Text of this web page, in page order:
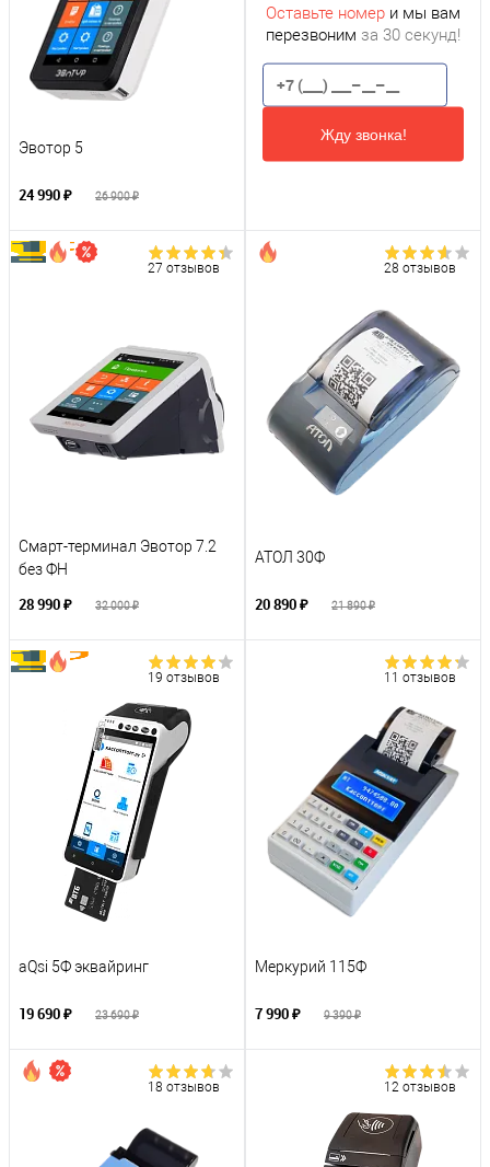
Эвотор 5
24 990 ₽ 26 900 ₽
Оставьте номер и мы вам
перезвоним за 30 секунд!
Жду звонка!
27 отзывов
Смарт-терминал Эвотор 7.2
без ФН
28 990 ₽ 32 000 ₽
28 отзывов
АТОЛ 30Ф
20 890 ₽ 21 890 ₽
19 отзывов
aQsi 5Ф эквайринг
19 690 ₽ 23 690 ₽
11 отзывов
Меркурий 115Ф
7 990 ₽ 9 390 ₽
18 отзывов 12 отзывов